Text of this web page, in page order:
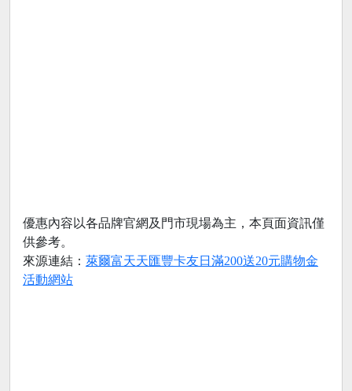
優惠內容以各品牌官網及門市現場為主，本頁面資訊僅
供參考。
來源連結： 萊爾富天天匯豐卡友日滿200送20元購物金
活動網站